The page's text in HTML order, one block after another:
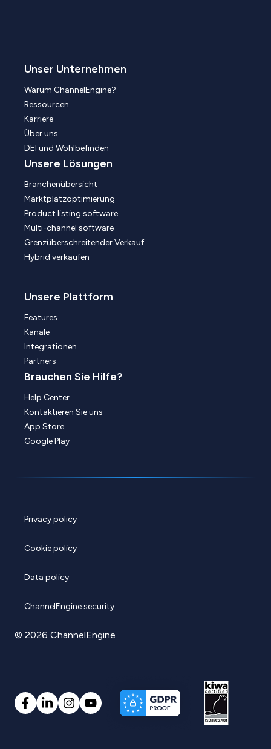
Unser Unternehmen
Warum ChannelEngine?
Ressourcen
Karriere
Über uns
DEI und Wohlbefinden
Unsere Lösungen
Branchenübersicht
Marktplatzoptimierung
Product listing software
Multi-channel software
Grenzüberschreitender Verkauf
Hybrid verkaufen
Unsere Plattform
Features
Kanäle
Integrationen
Partners
Brauchen Sie Hilfe?
Help Center
Kontaktieren Sie uns
App Store
Google Play
Privacy policy
Cookie policy
Data policy
ChannelEngine security
© 2026 ChannelEngine